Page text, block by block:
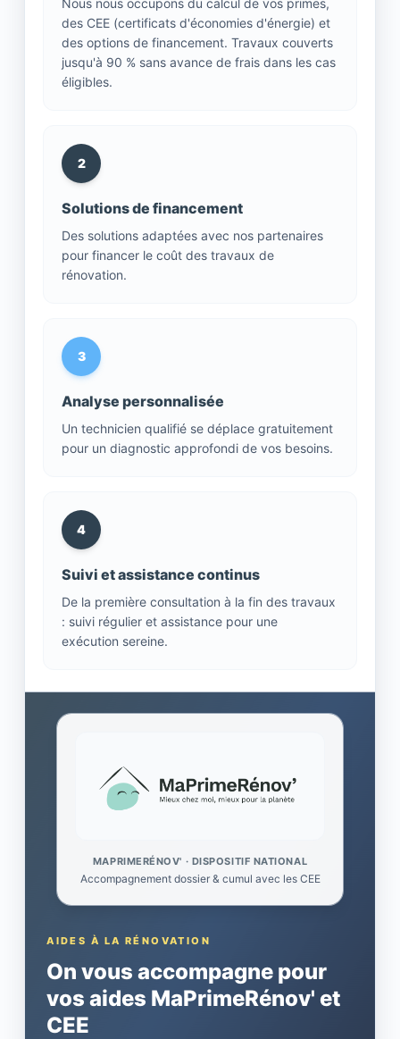
Nous nous occupons du calcul de vos primes,
des CEE (certificats d'économies d'énergie) et
des options de financement. Travaux couverts
jusqu'à 90 % sans avance de frais dans les cas
éligibles.
2
Solutions de financement
Des solutions adaptées avec nos partenaires
pour financer le coût des travaux de
rénovation.
3
Analyse personnalisée
Un technicien qualifié se déplace gratuitement
pour un diagnostic approfondi de vos besoins.
4
Suivi et assistance continus
De la première consultation à la fin des travaux
: suivi régulier et assistance pour une
exécution sereine.
MAPRIMERÉNOV' · DISPOSITIF NATIONAL
Accompagnement dossier & cumul avec les CEE
AIDES À LA RÉNOVATION
On vous accompagne pour
vos aides MaPrimeRénov' et
CEE